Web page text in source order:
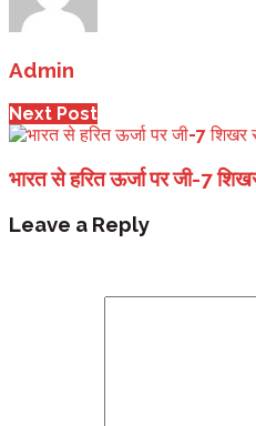
Admin
Next Post
भारत से हरित ऊर्जा पर जी-7
Leave a Reply